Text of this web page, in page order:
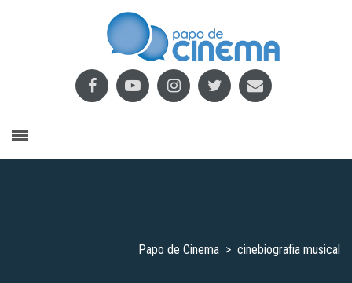
Papo de Cinema > cinebiografia musical